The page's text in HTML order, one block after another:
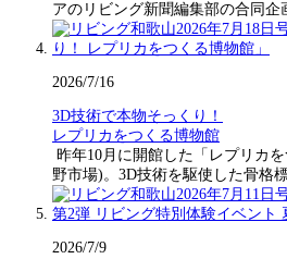
アのリビング新聞編集部の合同
2026/7/16
3D技術で本物そっくり！
レプリカをつくる博物館
昨年10月に開館した「レプリカ
野市場)。3D技術を駆使した骨格
2026/7/9